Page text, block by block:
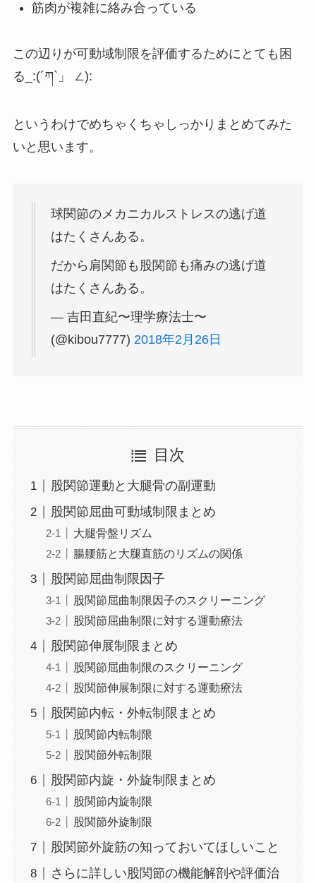
筋肉が複雑に絡み合っている
この辺りが可動域制限を評価するためにとても困
る_:(´ཀ`」 ∠):
というわけでめちゃくちゃしっかりまとめてみた
いと思います。
球関節のメカニカルストレスの逃げ道
はたくさんある。
だから肩関節も股関節も痛みの逃げ道
はたくさんある。
— 吉田直紀〜理学療法士〜
(@kibou7777) 2018年2月26日
目次
股関節運動と大腿骨の副運動
股関節屈曲可動域制限まとめ
大腿骨盤リズム
腸腰筋と大腿直筋のリズムの関係
股関節屈曲制限因子
股関節屈曲制限因子のスクリーニング
股関節屈曲制限に対する運動療法
股関節伸展制限まとめ
股関節屈曲制限のスクリーニング
股関節伸展制限に対する運動療法
股関節内転・外転制限まとめ
股関節内転制限
股関節外転制限
股関節内旋・外旋制限まとめ
股関節内旋制限
股関節外旋制限
股関節外旋筋の知っておいてほしいこと
さらに詳しい股関節の機能解剖や評価治